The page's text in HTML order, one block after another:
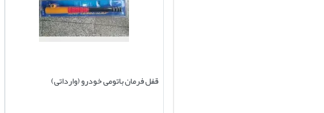
قفل فرمان باتومی خودرو (وارداتی)